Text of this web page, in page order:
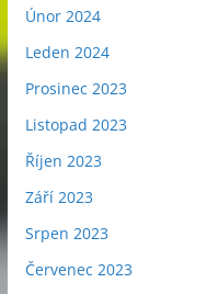
Únor 2024
Leden 2024
Prosinec 2023
Listopad 2023
Říjen 2023
Září 2023
Srpen 2023
Červenec 2023